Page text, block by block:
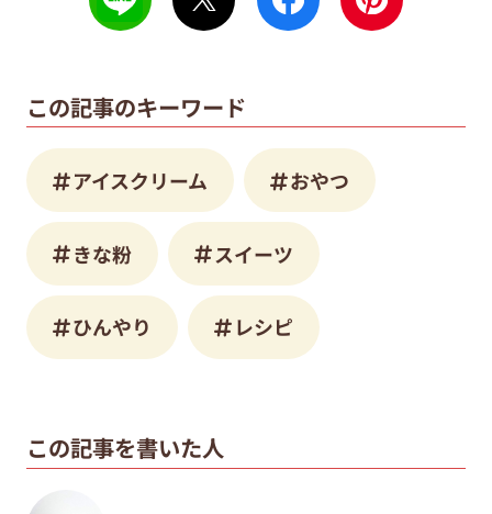
この記事のキーワード
アイスクリーム おやつ
きな粉 スイーツ
ひんやり レシピ
この記事を書いた人